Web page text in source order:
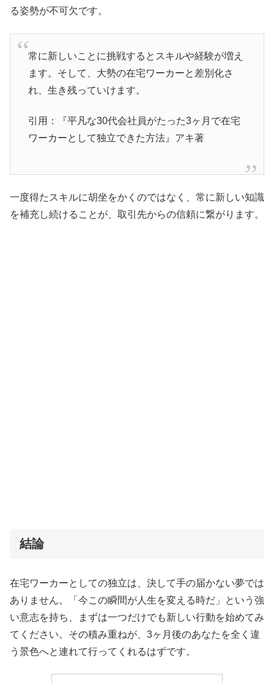
る姿勢が不可欠です。
常に新しいことに挑戦するとスキルや経験が増え
ます。そして、大勢の在宅ワーカーと差別化さ
れ、生き残っていけます。
引用：『平凡な30代会社員がたった3ヶ月で在宅
ワーカーとして独立できた方法』アキ著
一度得たスキルに胡坐をかくのではなく、常に新しい知識
を補充し続けることが、取引先からの信頼に繋がります。
結論
在宅ワーカーとしての独立は、決して手の届かない夢では
ありません。「今この瞬間が人生を変える時だ」という強
い意志を持ち、まずは一つだけでも新しい行動を始めてみ
てください。その積み重ねが、3ヶ月後のあなたを全く違
う景色へと連れて行ってくれるはずです。